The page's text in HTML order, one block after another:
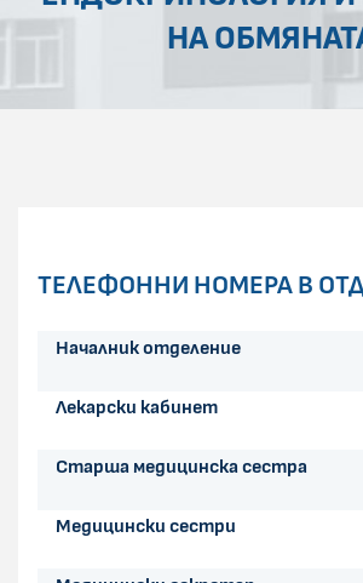
НА
ТЕЛЕФОННИ НОМЕРА В
Началник отделение
Лекарски кабинет
Старша медицинска сестра
Медицински сестри